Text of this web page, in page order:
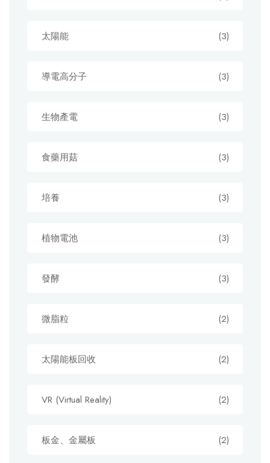
太陽能 (3)
導電高分子 (3)
生物產電 (3)
食藥用菇 (3)
培養 (3)
植物電池 (3)
發酵 (3)
微脂粒 (2)
太陽能板回收 (2)
VR (Virtual Reality) (2)
板金、金屬板 (2)